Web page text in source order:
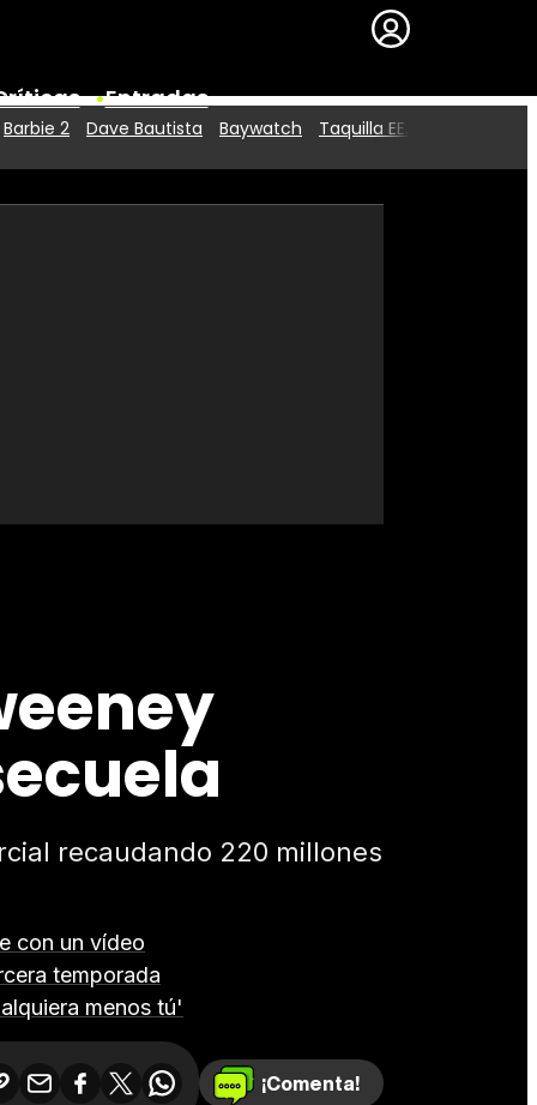
Entradas
Premios
Barbie 2 Dave Bautista Baywatch Taquilla EE.UU.
recaudando 220 millones
con un vídeo
temporada
menos tú'
¡Comenta!